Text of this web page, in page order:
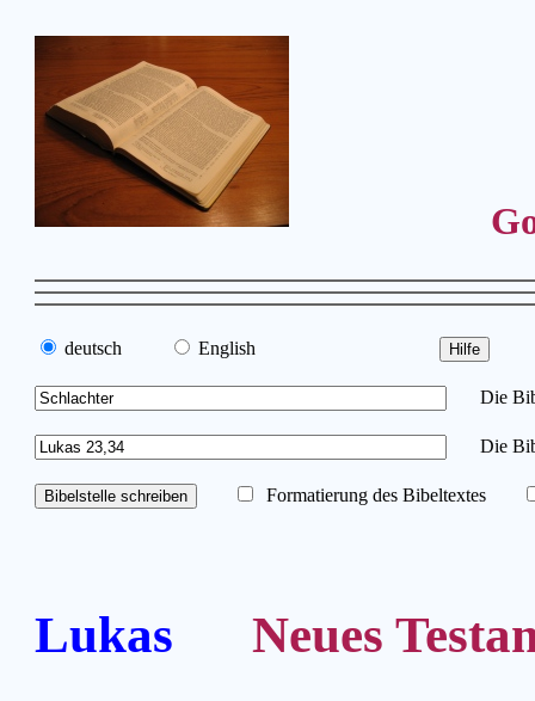
deutsch English
Die
Die
Formatierung des Bibeltextes
Lukas Neues